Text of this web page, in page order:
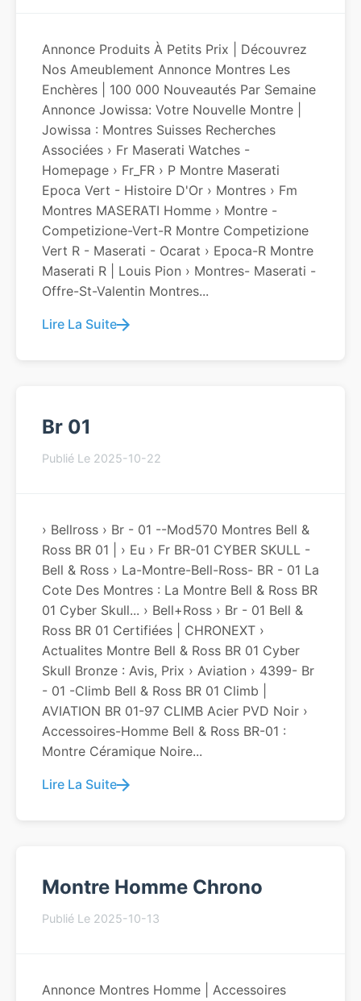
Annonce Produits À Petits Prix | Découvrez
Nos Ameublement Annonce Montres Les
Enchères | 100 000 Nouveautés Par Semaine
Annonce Jowissa: Votre Nouvelle Montre |
Jowissa : Montres Suisses Recherches
Associées › Fr Maserati Watches -
Homepage › Fr_FR › P Montre Maserati
Epoca Vert - Histoire D'Or › Montres › Fm
Montres MASERATI Homme › Montre -
Competizione-Vert-R Montre Competizione
Vert R - Maserati - Ocarat › Epoca-R Montre
Maserati R | Louis Pion › Montres- Maserati -
Offre-St-Valentin Montres...
Lire La Suite
Br 01
Publié Le 2025-10-22
› Bellross › Br - 01 --Mod570 Montres Bell &
Ross BR 01 | › Eu › Fr BR-01 CYBER SKULL -
Bell & Ross › La-Montre-Bell-Ross- BR - 01 La
Cote Des Montres : La Montre Bell & Ross BR
01 Cyber Skull... › Bell+ross › Br - 01 Bell &
Ross BR 01 Certifiées | CHRONEXT ›
Actualites Montre Bell & Ross BR 01 Cyber
Skull Bronze : Avis, Prix › Aviation › 4399- Br
- 01 -climb Bell & Ross BR 01 Climb |
AVIATION BR 01-97 CLIMB Acier PVD Noir ›
Accessoires-Homme Bell & Ross BR-01 :
Montre Céramique Noire...
Lire La Suite
Montre Homme Chrono
Publié Le 2025-10-13
Annonce Montres Homme | Accessoires